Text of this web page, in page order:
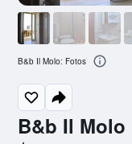
B&b Il Molo
B&b Il Molo: Fotos